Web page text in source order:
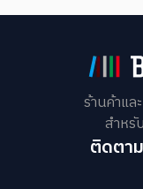
ร้านค้าแล
สำหรั
ติดตา